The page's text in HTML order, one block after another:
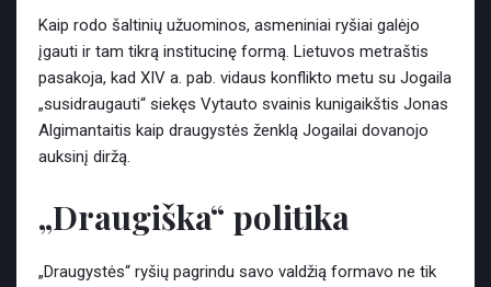
Kaip rodo šaltinių užuominos, asmeniniai ryšiai galėjo
įgauti ir tam tikrą institucinę formą. Lietuvos metraštis
pasakoja, kad XIV a. pab. vidaus konflikto metu su Jogaila
„susidraugauti“ siekęs Vytauto svainis kunigaikštis Jonas
Algimantaitis kaip draugystės ženklą Jogailai dovanojo
auksinį diržą.
„Draugiška“ politika
„Draugystės“ ryšių pagrindu savo valdžią formavo ne tik